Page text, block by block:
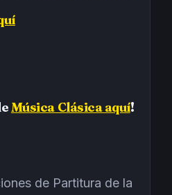
Música Clásica aquí!
de Partitura de la